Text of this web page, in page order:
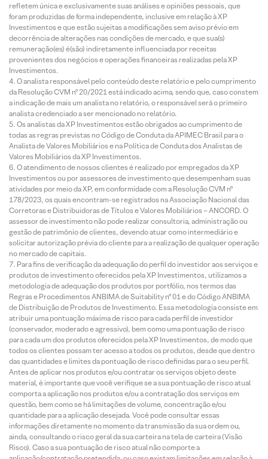
refletem única e exclusivamente suas análises e opiniões pessoais, que
foram produzidas de forma independente, inclusive em relação à XP
Investimentos e que estão sujeitas a modificações sem aviso prévio em
decorrência de alterações nas condições de mercado, e que sua(s)
remuneração(es) é(são) indiretamente influenciada por receitas
provenientes dos negócios e operações financeiras realizadas pela XP
Investimentos.
O analista responsável pelo conteúdo deste relatório e pelo cumprimento
da Resolução CVM nº 20/2021 está indicado acima, sendo que, caso constem
a indicação de mais um analista no relatório, o responsável será o primeiro
analista credenciado a ser mencionado no relatório.
Os analistas da XP Investimentos estão obrigados ao cumprimento de
todas as regras previstas no Código de Conduta da APIMEC Brasil para o
Analista de Valores Mobiliários e na Política de Conduta dos Analistas de
Valores Mobiliários da XP Investimentos.
O atendimento de nossos clientes é realizado por empregados da XP
Investimentos ou por assessores de investimento que desempenham suas
atividades por meio da XP, em conformidade com a Resolução CVM nº
178/2023, os quais encontram-se registrados na Associação Nacional das
Corretoras e Distribuidoras de Títulos e Valores Mobiliários – ANCORD. O
assessor de investimento não pode realizar consultoria, administração ou
gestão de patrimônio de clientes, devendo atuar como intermediário e
solicitar autorização prévia do cliente para a realização de qualquer operação
no mercado de capitais.
Para fins de verificação da adequação do perfil do investidor aos serviços e
produtos de investimento oferecidos pela XP Investimentos, utilizamos a
metodologia de adequação dos produtos por portfólio, nos termos das
Regras e Procedimentos ANBIMA de Suitability nº 01 e do Código ANBIMA
de Distribuição de Produtos de Investimento. Essa metodologia consiste em
atribuir uma pontuação máxima de risco para cada perfil de investidor
(conservador, moderado e agressivo), bem como uma pontuação de risco
para cada um dos produtos oferecidos pela XP Investimentos, de modo que
todos os clientes possam ter acesso a todos os produtos, desde que dentro
das quantidades e limites da pontuação de risco definidas para o seu perfil.
Antes de aplicar nos produtos e/ou contratar os serviços objeto deste
material, é importante que você verifique se a sua pontuação de risco atual
comporta a aplicação nos produtos e/ou a contratação dos serviços em
questão, bem como se há limitações de volume, concentração e/ou
quantidade para a aplicação desejada. Você pode consultar essas
informações diretamente no momento da transmissão da sua ordem ou,
ainda, consultando o risco geral da sua carteira na tela de carteira (Visão
Risco). Caso a sua pontuação de risco atual não comporte a